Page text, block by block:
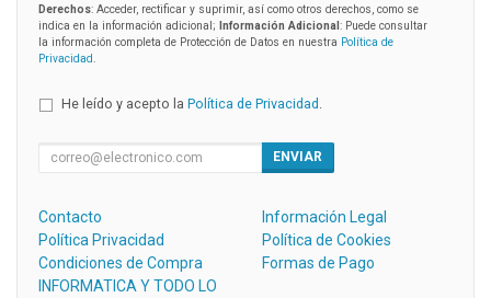
Derechos: Acceder, rectificar y suprimir, así como otros derechos, como se
indica en la información adicional;
Información Adicional : Puede consultar
la información completa de Protección de Datos en nuestra Política de
Privacidad
He leído y acepto la Política de Privacidad
ENVIAR
Contacto
Información Legal
Política Privacidad
Política de Cookies
Condiciones de Compra
Formas de Pago
INFORMATICA Y TODO LO